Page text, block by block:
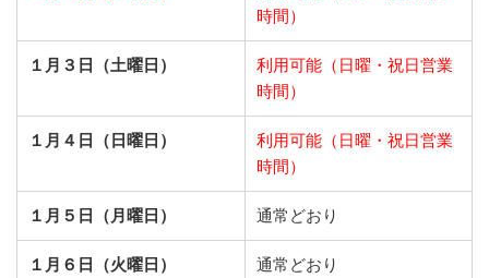
時間）
１月３日（土曜日）
利用可能（日曜・祝日営業
時間）
１月４日（日曜日）
利用可能（日曜・祝日営業
時間）
１月５日（月曜日） 通常どおり
１月６日（火曜日） 通常どおり